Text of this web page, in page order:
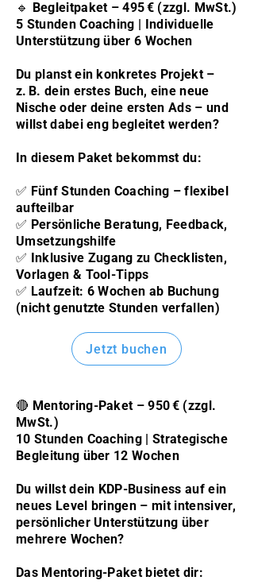
🔹 Begleitpaket – 495 € (zzgl. MwSt.)
5 Stunden Coaching | Individuelle
Unterstützung über 6 Wochen
Du planst ein konkretes Projekt –
z. B. dein erstes Buch, eine neue
Nische oder deine ersten Ads – und
willst dabei eng begleitet werden?
In diesem Paket bekommst du:
✅ Fünf Stunden Coaching – flexibel
aufteilbar
✅ Persönliche Beratung, Feedback,
Umsetzungshilfe
✅ Inklusive Zugang zu Checklisten,
Vorlagen & Tool-Tipps
✅ Laufzeit: 6 Wochen ab Buchung
(nicht genutzte Stunden verfallen)
Jetzt buchen
🔴 Mentoring-Paket – 950 € (zzgl.
MwSt.)
10 Stunden Coaching | Strategische
Begleitung über 12 Wochen
Du willst dein KDP-Business auf ein
neues Level bringen – mit intensiver,
persönlicher Unterstützung über
mehrere Wochen?
Das Mentoring-Paket bietet dir: